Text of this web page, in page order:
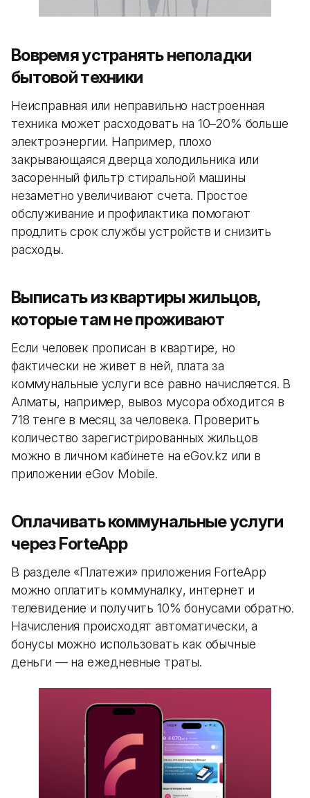
Вовремя устранять неполадки
бытовой техники
Неисправная или неправильно настроенная
техника может расходовать на 10–20% больше
электроэнергии. Например, плохо
закрывающаяся дверца холодильника или
засоренный фильтр стиральной машины
незаметно увеличивают счета. Простое
обслуживание и профилактика помогают
продлить срок службы устройств и снизить
расходы.
Выписать из квартиры жильцов,
которые там не проживают
Если человек прописан в квартире, но
фактически не живет в ней, плата за
коммунальные услуги все равно начисляется. В
Алматы, например, вывоз мусора обходится в
718 тенге в месяц за человека. Проверить
количество зарегистрированных жильцов
можно в личном кабинете на eGov.kz или в
приложении eGov Mobile.
Оплачивать коммунальные услуги
через ForteApp
В разделе «Платежи» приложения ForteApp
можно оплатить коммуналку, интернет и
телевидение и получить 10% бонусами обратно.
Начисления происходят автоматически, а
бонусы можно использовать как обычные
деньги — на ежедневные траты.